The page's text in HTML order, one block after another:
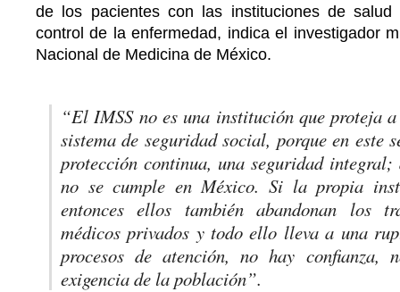
de los pacientes con las instituciones de
control de la enfermedad, indica el investigador
Nacional de Medicina de México.
“El IMSS no es una institución que proteja
sistema de seguridad social, porque en este
protección continua, una seguridad integral;
no se cumple en México. Si la propia
entonces ellos también abandonan los
médicos privados y todo ello lleva a una
procesos de atención, no hay confianza,
exigencia de la población”.